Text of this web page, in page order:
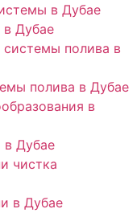
в Дубае
Дубае
полива в
полива в Дубае
в
Дубае
чистка
в Дубае